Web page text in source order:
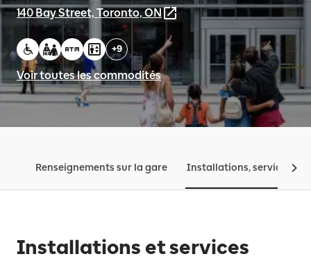
140 Bay Street, Toronto, ON
+9
Voir toutes les commodités
Renseignements sur la gare Installations, services,
Installations et services